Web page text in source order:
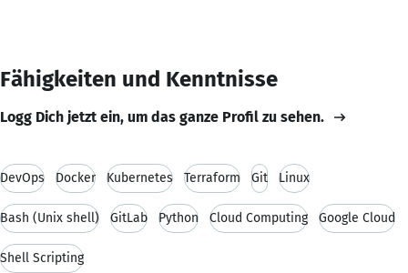
Fähigkeiten und Kenntnisse
Logg Dich jetzt ein, um das ganze Profil zu sehen.
DevOps Docker Kubernetes Terraform Git Linux
Bash (Unix shell) GitLab Python Cloud Computing Google Cloud
Shell Scripting